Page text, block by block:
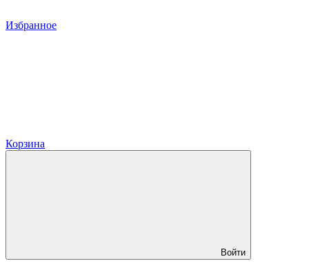
Избранное
Корзина
Войти